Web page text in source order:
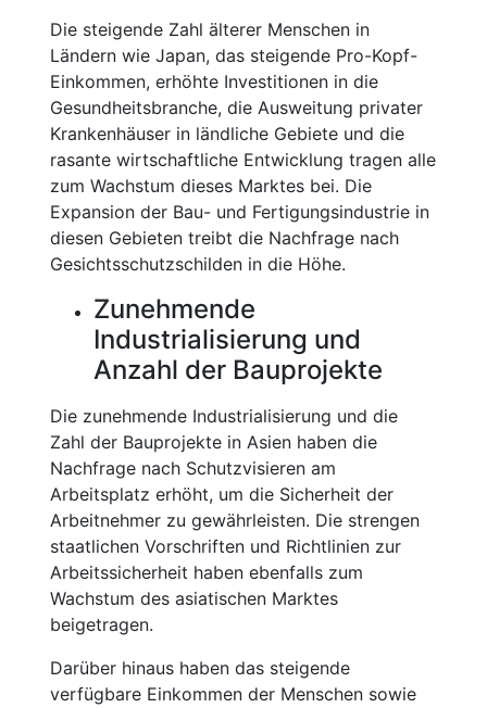
Die steigende Zahl älterer Menschen in
Ländern wie Japan, das steigende Pro-Kopf-
Einkommen, erhöhte Investitionen in die
Gesundheitsbranche, die Ausweitung privater
Krankenhäuser in ländliche Gebiete und die
rasante wirtschaftliche Entwicklung tragen alle
zum Wachstum dieses Marktes bei. Die
Expansion der Bau- und Fertigungsindustrie in
diesen Gebieten treibt die Nachfrage nach
Gesichtsschutzschilden in die Höhe.
Zunehmende
Industrialisierung und
Anzahl der Bauprojekte
Die zunehmende Industrialisierung und die
Zahl der Bauprojekte in Asien haben die
Nachfrage nach Schutzvisieren am
Arbeitsplatz erhöht, um die Sicherheit der
Arbeitnehmer zu gewährleisten. Die strengen
staatlichen Vorschriften und Richtlinien zur
Arbeitssicherheit haben ebenfalls zum
Wachstum des asiatischen Marktes
beigetragen.
Darüber hinaus haben das steigende
verfügbare Einkommen der Menschen sowie